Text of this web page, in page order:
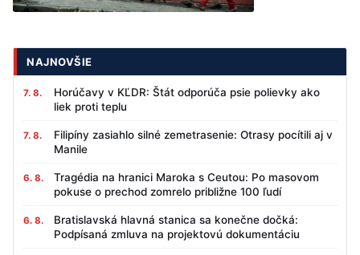
NAJNOVŠIE
7. 8.
Horúčavy v KĽDR: Štát odporúča psie polievky ako
liek proti teplu
7. 8.
Filipíny zasiahlo silné zemetrasenie: Otrasy pocítili aj v
Manile
6. 8.
Tragédia na hranici Maroka s Ceutou: Po masovom
pokuse o prechod zomrelo približne 100 ľudí
6. 8.
Bratislavská hlavná stanica sa konečne dočká:
Podpísaná zmluva na projektovú dokumentáciu